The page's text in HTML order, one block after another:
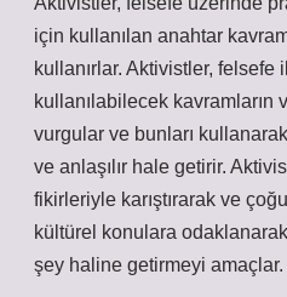
için kullanılan anahtar
kullanırlar. Aktivistler, felsefe
kullanılabilecek kavramların
vurgular ve bunları
ve anlaşılır hale getirir.
fikirleriyle karıştırarak ve
kültürel konulara
şey haline getirmeyi amaçlar.